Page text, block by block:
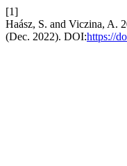
[1]
Haász, S. and Viczina, A.
(Dec. 2022). DOI:https://